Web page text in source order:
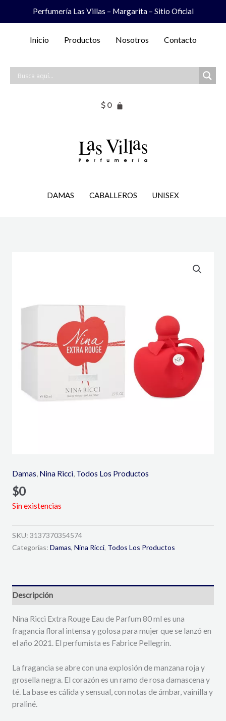
Perfumería Las Villas – Margarita – Sitio Oficial
Inicio Productos Nosotros Contacto
$ 0
DAMAS CABALLEROS UNISEX
Damas, Nina Ricci, Todos Los Productos
$0
Sin existencias
SKU: 3137370354574
Categorías: Damas, Nina Ricci, Todos Los Productos
Descripción
Nina Ricci Extra Rouge Eau de Parfum 80 ml es una
fragancia floral intensa y golosa para mujer que se lanzó en
el año 2021. El perfumista es Fabrice Pellegrin.
La fragancia se abre con una explosión de manzana roja y
grosella negra. El corazón es un ramo de rosa damascena y
té. La base es cálida y sensual, con notas de ámbar, vainilla y
praliné.